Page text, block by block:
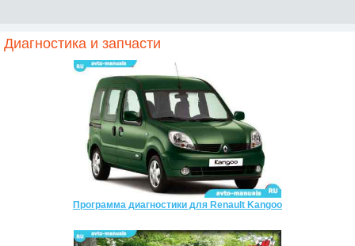
Диагностика и запчасти
Программа диагностики для Renault Kangoo